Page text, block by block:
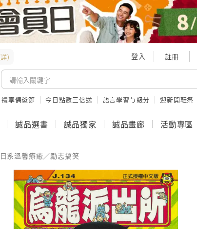
) 登入 註冊
禮享偶爸節 今日點數三倍送 語言學習ㄅ級分 迎新開鞋祭
誠品選書 誠品獨家 誠品畫廊 活動專區
日系溫馨療癒／勵志搞笑